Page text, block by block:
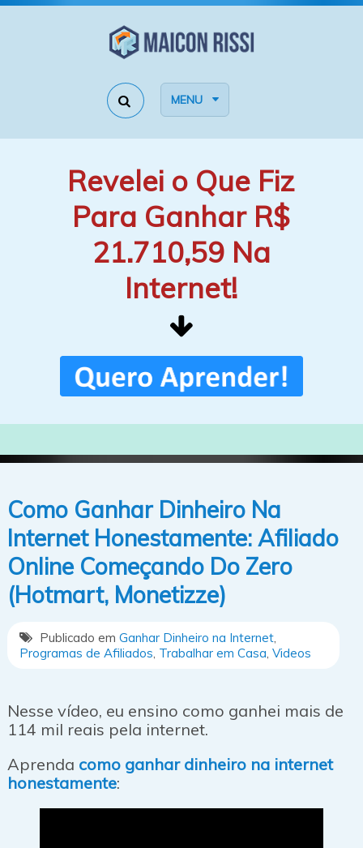
MENU
Revelei o Que Fiz
Para Ganhar R$
21.710,59 Na
Internet!
Como Ganhar Dinheiro Na
Internet Honestamente: Afiliado
Online Começando Do Zero
(Hotmart, Monetizze)
Publicado em Ganhar Dinheiro na Internet,
Programas de Afiliados Trabalhar em Casa Videos
Nesse vídeo, eu ensino como ganhei mais de
114 mil reais pela internet.
Aprenda como ganhar dinheiro na internet
honestamente: